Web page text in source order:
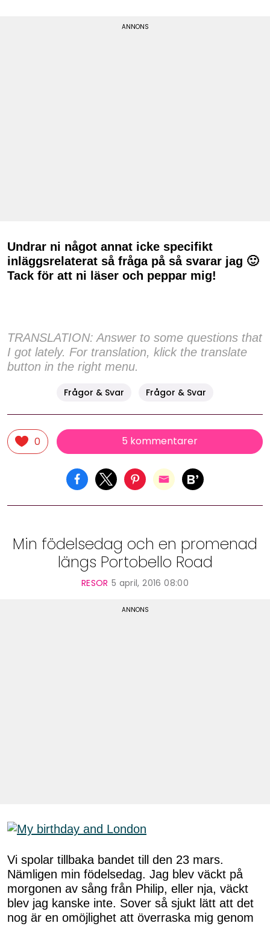
Undrar ni något annat icke specifikt
inläggsrelaterat så fråga på så svarar jag 🙂
Tack för att ni läser och peppar mig!
TRANSLATION: Answer to some questions that
I got lately. For translation, klick the translate
button in the right menu.
Frågor & Svar Frågor & Svar
0 5 kommentarer
Min födelsedag och en promenad
längs Portobello Road
RESOR 5 april, 2016 08:00
Vi spolar tillbaka bandet till den 23 mars.
Nämligen min födelsedag. Jag blev väckt på
morgonen av sång från Philip, eller nja, väckt
blev jag kanske inte. Sover så sjukt lätt att det
nog är en omöjlighet att överraska mig genom